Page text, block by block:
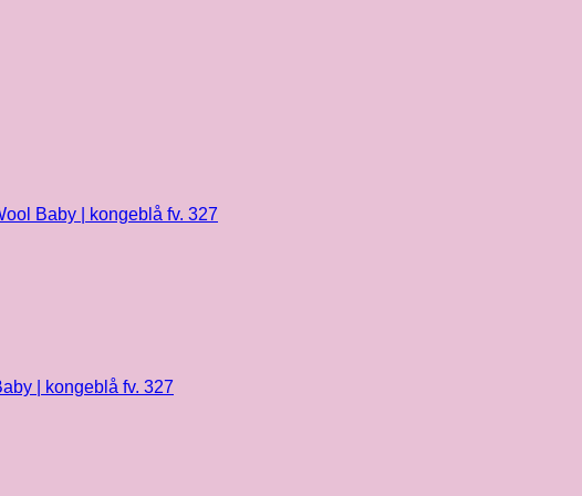
Baby | kongeblå fv. 327
| kongeblå fv. 327